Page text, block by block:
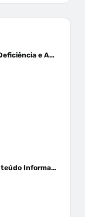
Direitos da Pessoa com Deficiência e Autistas
Cannabis Medicinal- Conteúdo Informativo